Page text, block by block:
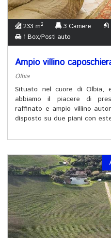
233 m2 3 Camere
1 Box/Posti auto
Ampio villino
Olbia
Situato nel cuore di Olbia,
abbiamo il piacere di
raffinato e ampio villino
disposto su due piani con